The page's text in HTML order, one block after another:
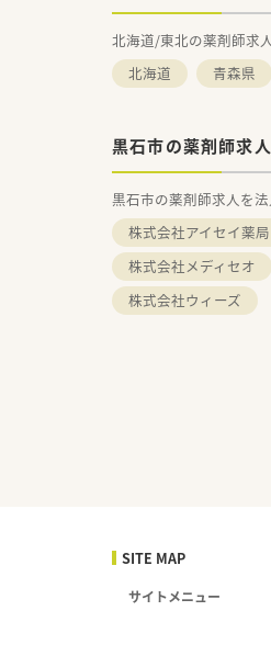
北海道/東北の薬剤師求
北海道
青森県
黒石市の薬剤師求
黒石市の薬剤師求人を
株式会社アイセイ薬局
株式会社メディセオ
株式会社ウィーズ
SITE MAP
サイトメニュー